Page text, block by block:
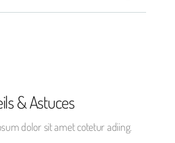
& Astuces
dolor sit amet cotetur adiing.